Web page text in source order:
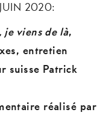
2020:
je viens de là,
entretien
suisse Patrick
réalisé par